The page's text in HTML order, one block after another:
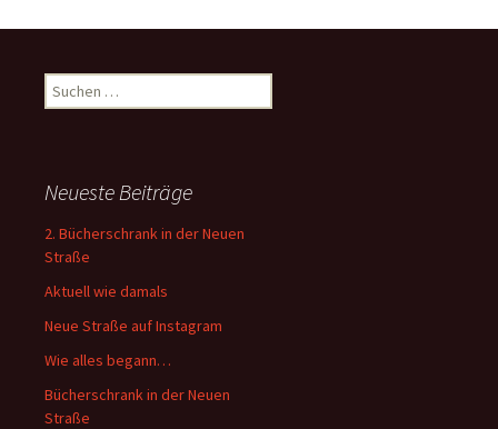
Suchen
nach:
Neueste Beiträge
2. Bücherschrank in der Neuen
Straße
Aktuell wie damals
Neue Straße auf Instagram
Wie alles begann…
Bücherschrank in der Neuen
Straße